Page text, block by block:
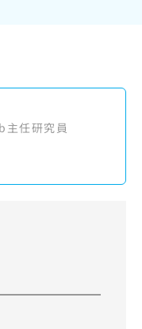
主任研究員